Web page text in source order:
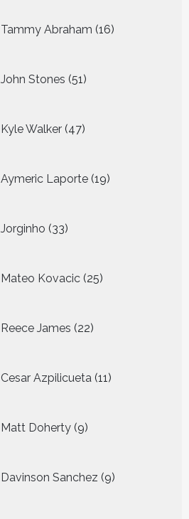
Tammy Abraham 16
producten
John Stones 51
producten
Kyle Walker 47
producten
Aymeric Laporte 19
producten
Jorginho 33
producten
Mateo Kovacic 25
producten
Reece James 22
producten
Cesar Azpilicueta 11
producten
Matt Doherty 9
producten
Davinson Sanchez 9
producten